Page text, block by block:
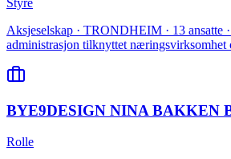
Aksjeselskap · TRONDHEIM · 13 ansatte
administrasjon tilknyttet næringsvirksomhet
BYE9DESIGN NINA BAKKEN
Rolle